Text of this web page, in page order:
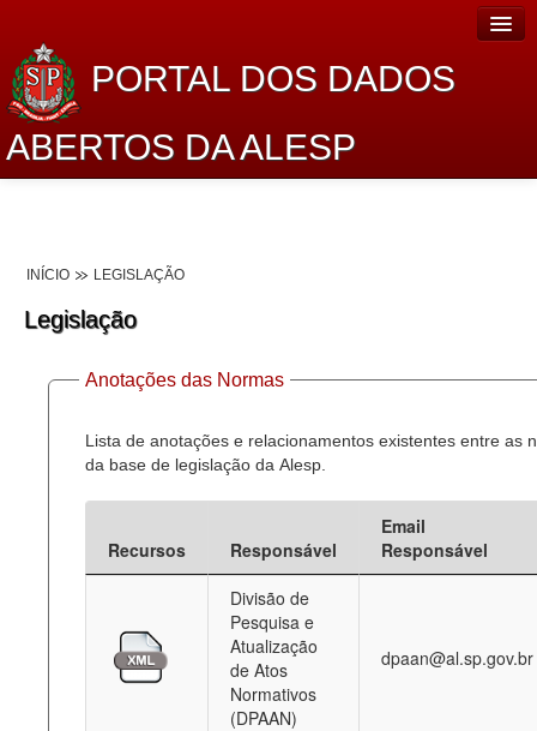
PORTAL DOS DADOS
ABERTOS DA ALESP
Dados Abertos Alesp
Lei de Acesso à Informação
Dados Governamentais Abertos
Planejamento
Deputados Estaduais
Legislação
INÍCIO LEGISLAÇÃO
Legislação
Anotações das Normas
Lista de anotações e relacionamentos existentes entre as
da base de legislação da Alesp.
Recursos Responsável
Email
Responsável
Divisão de
Pesquisa e
Atualização
de Atos
Normativos
(DPAAN)
dpaan@al.sp.gov.br